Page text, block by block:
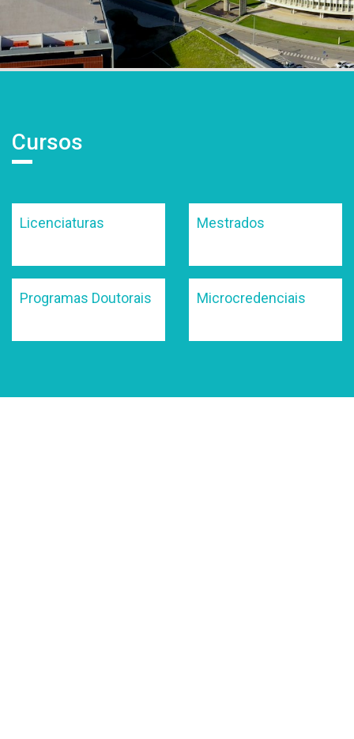
Cursos
Licenciaturas Mestrados
Programas Doutorais Microcredenciais